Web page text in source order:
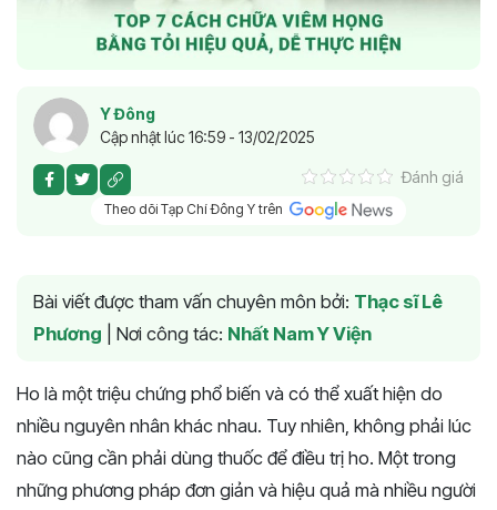
Y Đông
Cập nhật lúc 16:59 - 13/02/2025
Đánh giá
Theo dõi Tạp Chí Đông Y trên
Bài viết được tham vấn chuyên môn bởi: Thạc sĩ Lê
Phương
Nơi công tác: Nhất Nam Y Viện
Ho là một triệu chứng phổ biến và có thể xuất hiện do
nhiều nguyên nhân khác nhau. Tuy nhiên, không phải lúc
nào cũng cần phải dùng thuốc để điều trị ho. Một trong
những phương pháp đơn giản và hiệu quả mà nhiều người